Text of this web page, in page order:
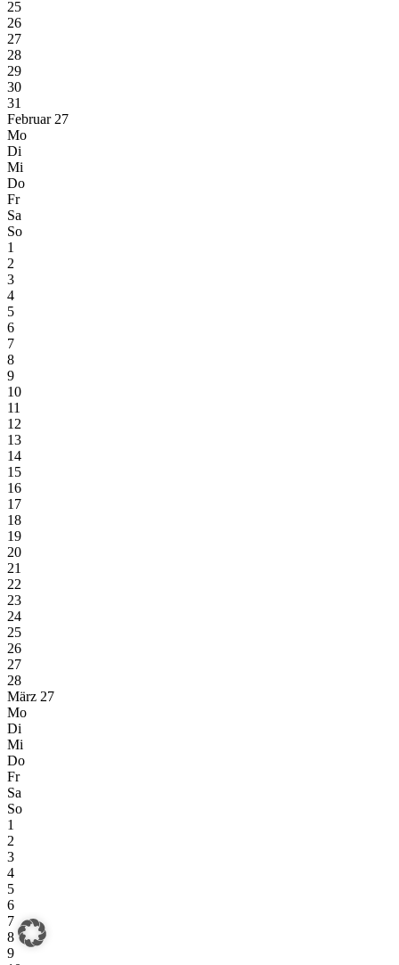
25
26
27
28
29
30
31
Februar 27
Mo
Di
Mi
Do
Fr
Sa
So
1
2
3
4
5
6
7
8
9
10
11
12
13
14
15
16
17
18
19
20
21
22
23
24
25
26
27
28
März 27
Mo
Di
Mi
Do
Fr
Sa
So
1
2
3
4
5
6
7
8
9